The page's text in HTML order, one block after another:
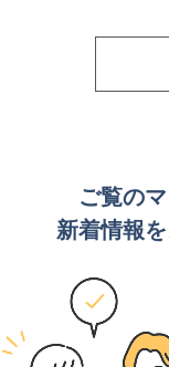
ご覧の
新着情報